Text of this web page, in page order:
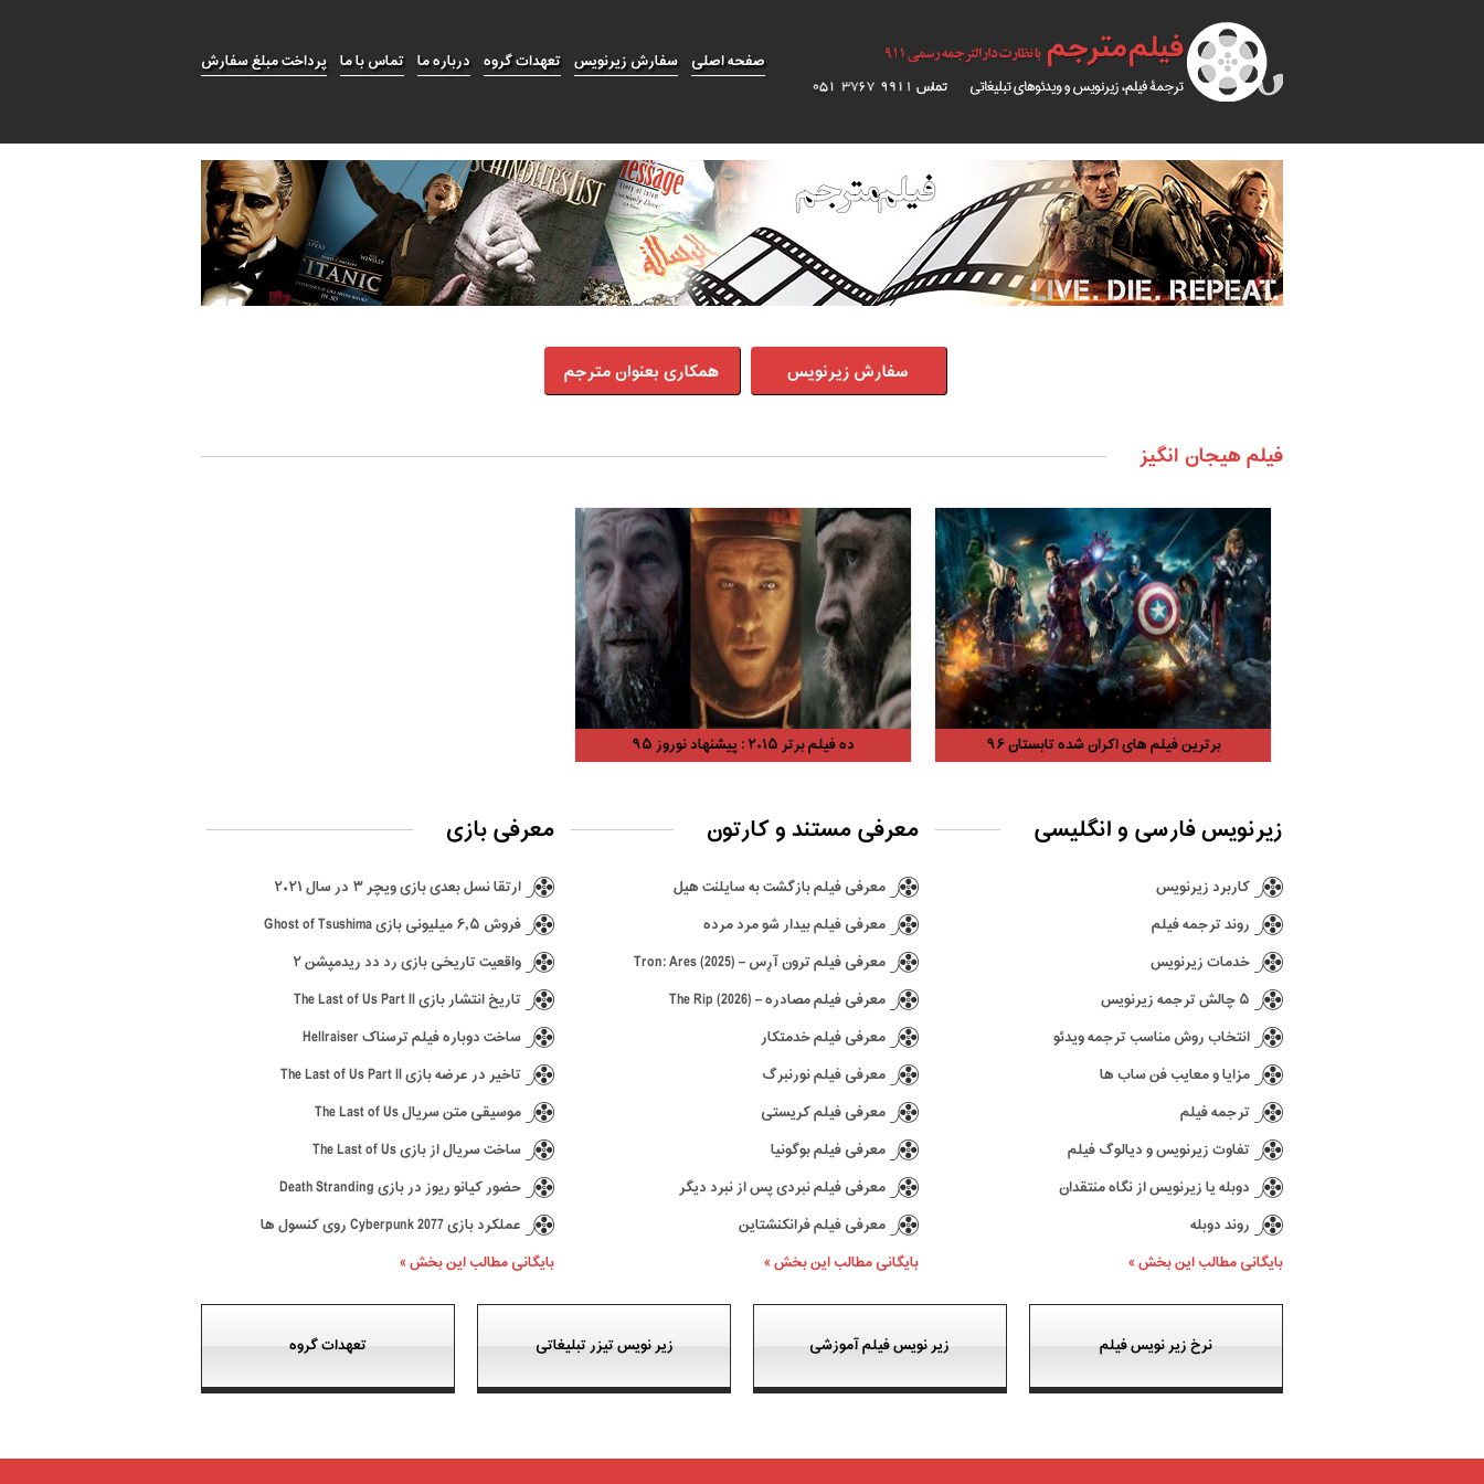
پرداخت مبلغ سفارش تماس با ما درباره ما تعهدات گروه سفارش زیرنویس صفحه اصلی
سفارش زیرنویس همکاری بعنوان مترجم
فیلم هیجان انگیز
برترین فیلم های اکران شده تابستان ۹۶ ده فیلم برتر ۲۰۱۵ : پیشنهاد نوروز ۹۵
زیرنویس فارسی و انگلیسی
کاربرد زیرنویس
روند ترجمه فیلم
خدمات زیرنویس
۵ چالش ترجمه زیرنویس
انتخاب روش مناسب ترجمه ویدئو
مزایا و معایب فن ساب ها
ترجمه فیلم
تفاوت زیرنویس و دیالوگ فیلم
دوبله یا زیرنویس از نگاه منتقدان
روند دوبله
بایگانی مطالب این بخش »
معرفی مستند و کارتون
معرفی فیلم بازگشت به سایلنت هیل
معرفی فیلم بیدار شو مرد مرده
معرفی فیلم ترون آرِس – Tron: Ares (2025)
معرفی فیلم مصادره – The Rip (2026)
معرفی فیلم خدمتکار
معرفی فیلم نورنبرگ
معرفی فیلم کریستی
معرفی فیلم بوگونیا
معرفی فیلم نبردی پس از نبرد دیگر
معرفی فیلم فرانکنشتاین
بایگانی مطالب این بخش »
معرفی بازی
ارتقا نسل بعدی بازی ویچر ۳ در سال ۲۰۲۱
فروش ۶٫۵ میلیونی بازی Ghost of Tsushima
واقعیت تاریخی بازی رد دد ریدمپشن ۲
تاریخ انتشار بازی The Last of Us Part II
ساخت دوباره فیلم ترسناک Hellraiser
تاخیر در عرضه بازی The Last of Us Part II
موسیقی متن سریال The Last of Us
ساخت سریال از بازی The Last of Us
حضور کیانو ریوز در بازی Death Stranding
عملکرد بازی Cyberpunk 2077 روی کنسول ها
بایگانی مطالب این بخش »
نرخ زیر نویس فیلم زیر نویس فیلم آموزشی زیر نویس تیزر تبلیغاتی تعهدات گروه